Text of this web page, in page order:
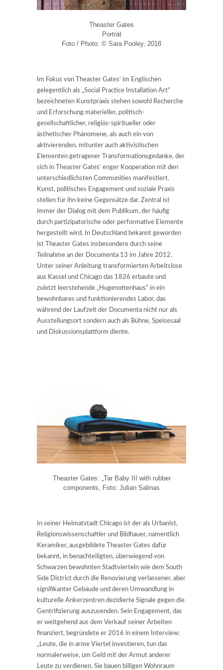
Theaster Gates
Porträt
Foto / Photo: © Sara Pooley, 2018
Im Fokus von Theaster Gates‘ im Englischen
gelegentlich als „Social Practice Installation Art“
bezeichneten Kunstpraxis stehen sowohl Recherche
und Erforschung materieller, politisch-
gesellschaftlicher, religiös-spiritueller oder
ästhetischer Phänomene, als auch ein von
aktivierenden, mitunter auch aktivistischen
Elementen getragener Transformationsgedanke, der
sich in Theaster Gates‘ enger Kooperation mit den
unterschiedlichsten Communities manifestiert.
Kunst, politisches Engagement und soziale Praxis
stellen für ihn keine Gegensätze dar. Zentral ist
immer der Dialog mit dem Publikum, der häufig
durch partizipatorische oder performative Elemente
hergestellt wird. In Deutschland bekannt geworden
ist Theaster Gates insbesondere durch seine
Teilnahme an der Documenta 13 im Jahre 2012.
Unter seiner Anleitung transformierten Arbeitslose
aus Kassel und Chicago das 1826 erbaute und
zuletzt leerstehende „Hugenottenhaus“ in ein
bewohnbares und funktionierendes Labor, das
während der Laufzeit der Documenta nicht nur als
Ausstellungsort sondern auch als Bühne, Speisesaal
und Diskussionsplattform diente.
Theaster Gates: „Tar Baby III with rubber
components, Foto: Julian Salinas
In seiner Heimatstadt Chicago ist der als Urbanist,
Religionswissenschaftler und Bildhauer, namentlich
Keramiker, ausgebildete Theaster Gates dafür
bekannt, in benachteiligten, überwiegend von
Schwarzen bewohnten Stadtvierteln wie dem South
Side District durch die Renovierung verlassener, aber
signifikanter Gebäude und deren Umwandlung in
kulturelle Ankerzentren dezidierte Signale gegen die
Gentrifizierung auszusenden. Sein Engagement, das
er weitgehend aus dem Verkauf seiner Arbeiten
finanziert, begründete er 2016 in einem Interview:
„Leute, die in arme Viertel investieren, tun das
normalerweise, um Geld mit der Armut anderer
Leute zu verdienen. Sie bauen billigen Wohnraum